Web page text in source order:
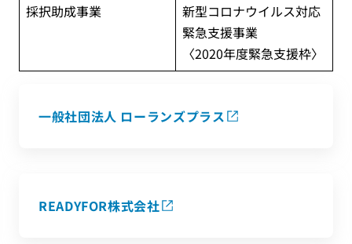
採択助成事業
新型コロナウイルス対応
緊急支援事業
〈2020年度緊急支援枠〉
一般社団法人 ローランズプラス
READYFOR株式会社